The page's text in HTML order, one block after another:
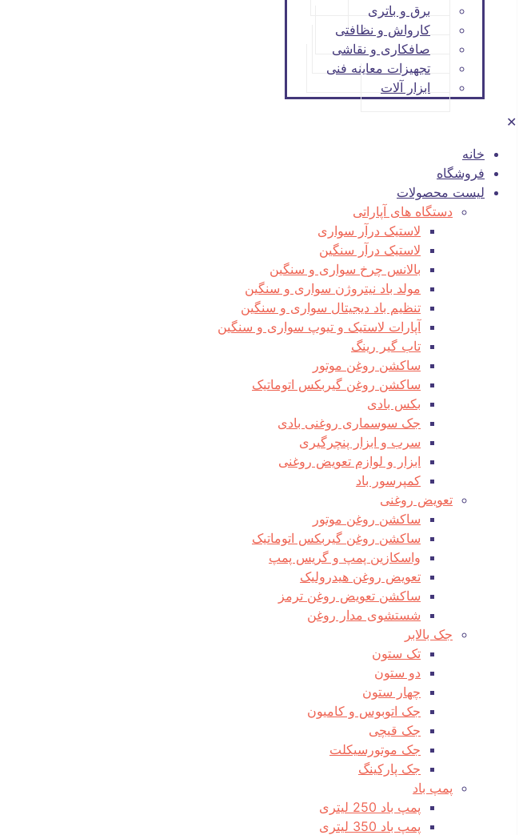
برق و باتری
کارواش و نظافتی
صافکاری و نقاشی
تجهیزات معاینه فنی
ابزار آلات
✕
خانه
فروشگاه
لیست محصولات
دستگاه های آپاراتی
لاستیک درآر سواری
لاستیک درآر سنگین
بالانس چرخ سواری و سنگین
مولد باد نیتروژن سواری و سنگین
تنظیم باد دیجیتال سواری و سنگین
آپارات لاستیک و تیوپ سواری و سنگین
تاب گیر رینگ
ساکشن روغن موتور
ساکشن روغن گیربکس اتوماتیک
بکس بادی
جک سوسماری روغنی بادی
سرب و ابزار پنچرگیری
ابزار و لوازم تعویض روغنی
کمپرسور باد
تعویض روغنی
ساکشن روغن موتور
ساکشن روغن گیربکس اتوماتیک
واسکازین پمپ و گریس پمپ
تعویض روغن هیدرولیک
ساکشن تعویض روغن ترمز
شستشوی مدار روغن
جک بالابر
تک ستون
دو ستون
چهار ستون
جک اتوبوس و کامیون
جک قیچی
جک موتورسیکلت
جک پارکینگ
پمپ باد
پمپ باد 250 لیتری
پمپ باد 350 لیتری